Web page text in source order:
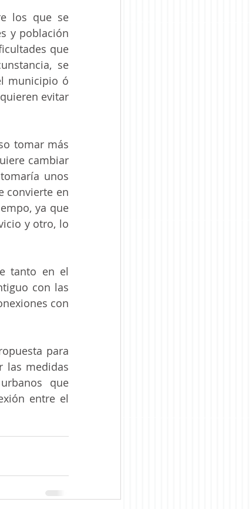
los que se
y población
que
se
municipio ó
evitar
tomar más
cambiar
unos
convierte en
ya que
y otro, lo
tanto en el
con las
con
para
las medidas
que
entre el